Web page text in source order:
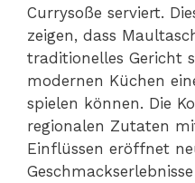
Currysoße serviert.
zeigen, dass
traditionelles Gericht
modernen Küchen
spielen können. Die
regionalen Zutaten
Einflüssen eröffnet